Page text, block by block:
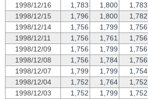
1998/12/16
1,783 1,800 1,783
1998/12/15
1,796 1,800 1,782
1998/12/14
1,756 1,799 1,756
1998/12/11
1,756 1,761 1,756
1998/12/09
1,756 1,799 1,756
1998/12/08
1,756 1,784 1,756
1998/12/07
1,799 1,799 1,754
1998/12/04
1,752 1,764 1,752
1998/12/03
1,752 1,799 1,752